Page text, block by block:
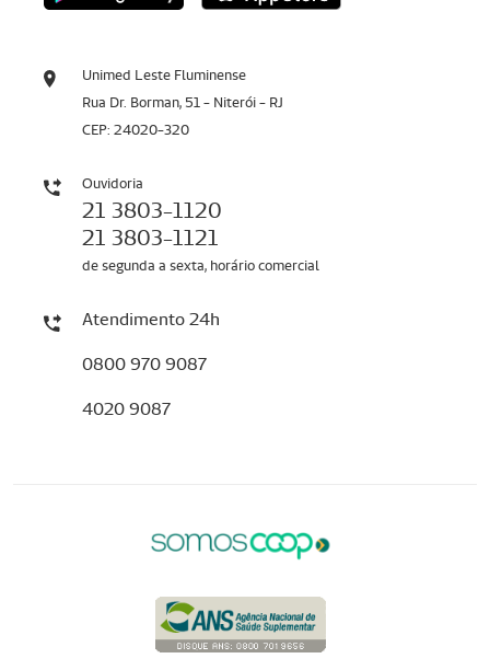
Unimed Leste Fluminense
Rua Dr. Borman, 51 - Niterói - RJ
CEP: 24020-320
Ouvidoria
21 3803-1120
21 3803-1121
de segunda a sexta, horário comercial
Atendimento 24h
0800 970 9087
4020 9087